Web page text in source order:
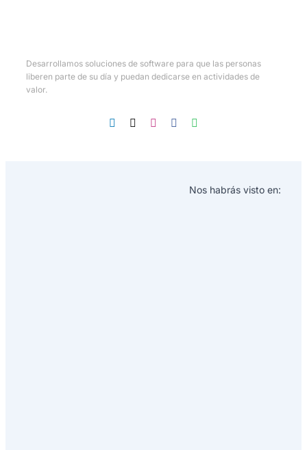
Desarrollamos soluciones de software para que las personas
liberen parte de su día y puedan dedicarse en actividades de
valor.
Nos habrás visto en: